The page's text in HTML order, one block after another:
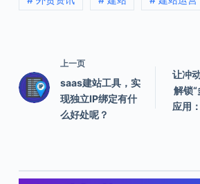
上一页
saas建站工具，实
现独立IP绑定有什
么好处呢？
让冲
解锁“
应用